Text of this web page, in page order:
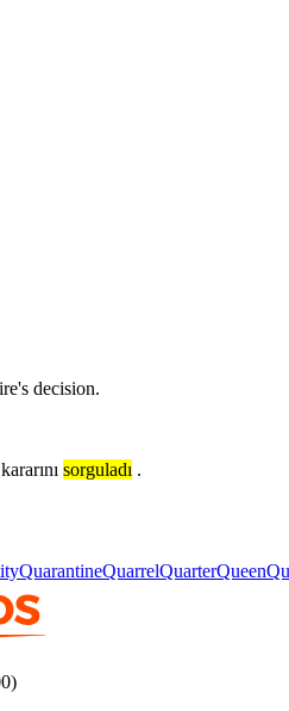
decision.
sorguladı .
QuarantineQuarrelQuarterQueen